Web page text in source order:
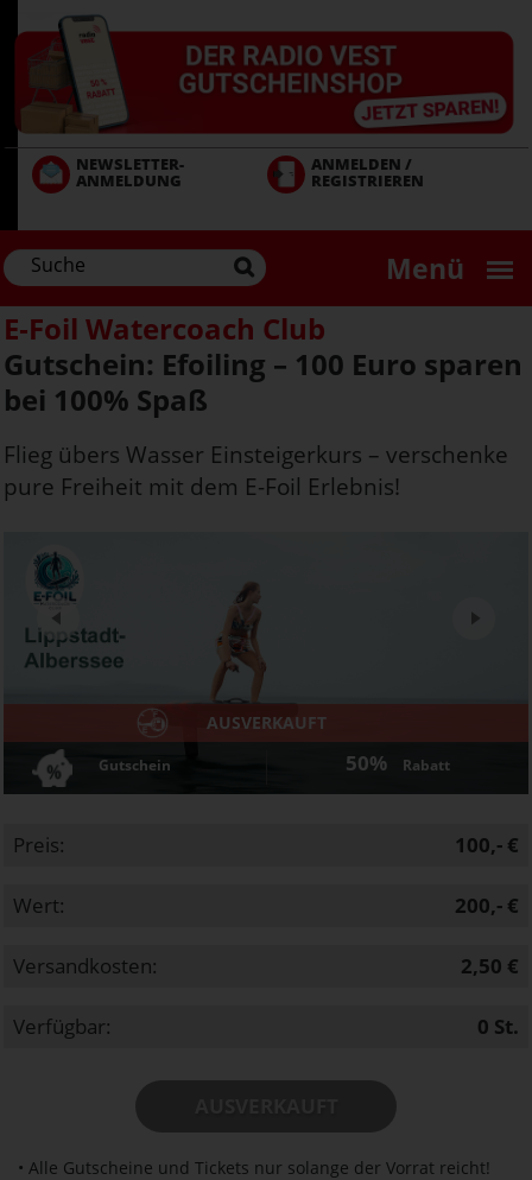
zum
Inhalt
NEWSLETTER-
ANMELDUNG
ANMELDEN /
REGISTRIEREN
Menü
E‑Foil Watercoach Club
Gutschein: Efoiling – 100 Euro sparen
bei 100% Spaß
Flieg übers Wasser Einsteigerkurs – verschenke
pure Freiheit mit dem E-Foil Erlebnis!
AUSVERKAUFT
Gutschein 50% Rabatt
Next
Preis: 100,- €
Wert: 200,- €
Versandkosten: 2,50 €
Verfügbar: 0 St.
• Alle Gutscheine und Tickets nur solange der Vorrat reicht!